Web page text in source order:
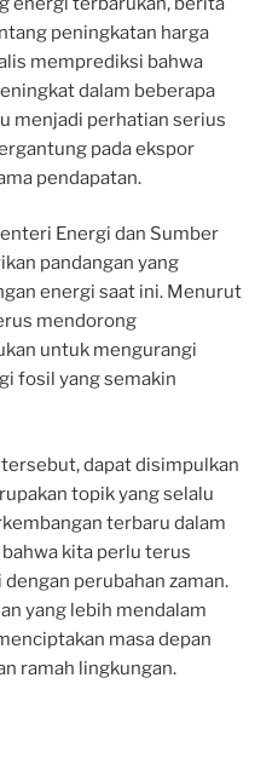
peningkatan harga
memprediksi bahwa
dalam beberapa
menjadi perhatian serius
pada ekspor
pendapatan.
Energi dan Sumber
pandangan yang
energi saat ini. Menurut
mendorong
untuk mengurangi
fosil yang semakin
dapat disimpulkan
topik yang selalu
terbaru dalam
kita perlu terus
perubahan zaman.
yang lebih mendalam
masa depan
ramah lingkungan.